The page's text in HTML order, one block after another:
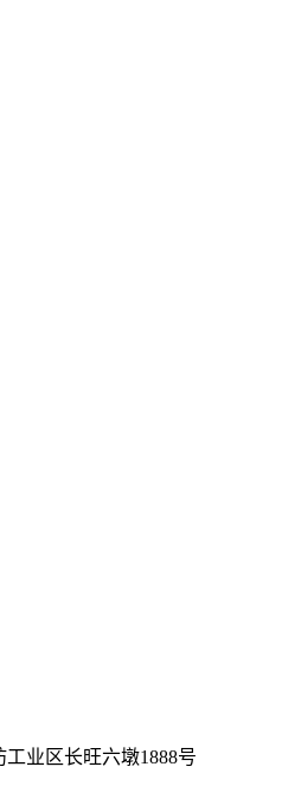
业区长旺六墩1888号